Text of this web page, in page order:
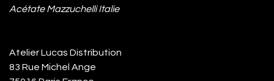
Acétate Mazzuchelli Italie
Atelier Lucas Distribution
83 Rue Michel Ange